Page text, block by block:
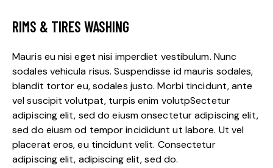
RIMS & TIRES WASHING
Mauris eu nisi eget nisi imperdiet vestibulum. Nunc
sodales vehicula risus. Suspendisse id mauris sodales,
blandit tortor eu, sodales justo. Morbi tincidunt, ante
vel suscipit volutpat, turpis enim volutpSectetur
adipiscing elit, sed do eiusm onsectetur adipiscing elit,
sed do eiusm od tempor incididunt ut labore. Ut vel
placerat eros, eu tincidunt velit. Consectetur
adipiscing elit, adipiscing elit, sed do.